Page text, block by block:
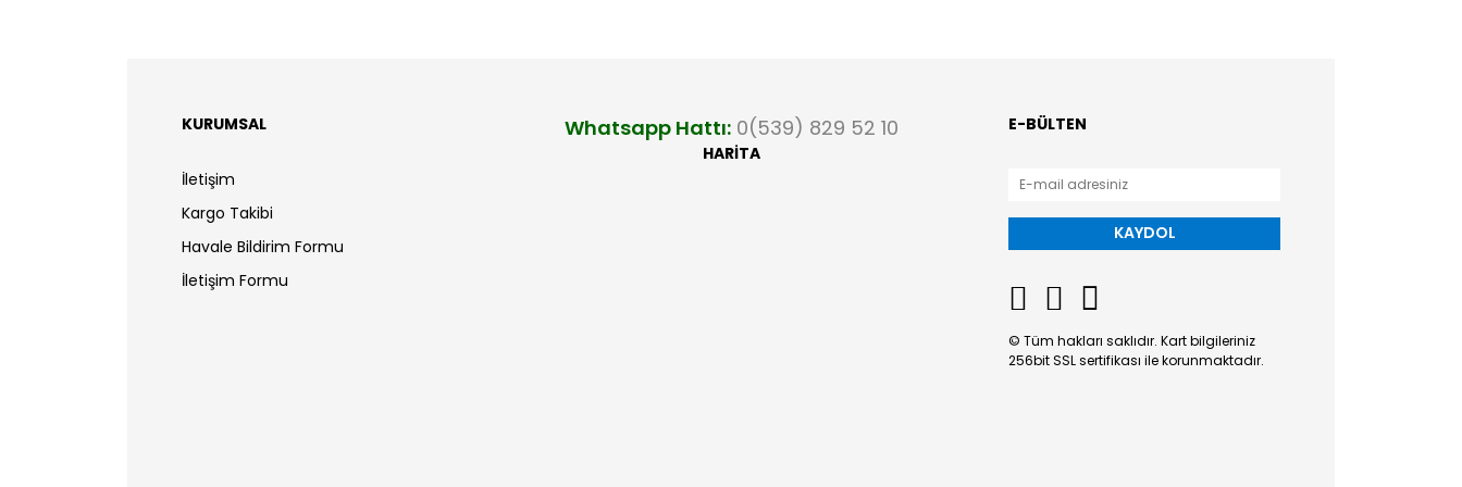
KURUMSAL
İletişim
Kargo Takibi
Havale Bildirim Formu
İletişim Formu
Whatsapp Hattı: 0(539) 829 52 10
HARİTA
E-BÜLTEN
KAYDOL
© Tüm hakları saklıdır. Kart bilgileriniz
256bit SSL sertifikası ile korunmaktadır.